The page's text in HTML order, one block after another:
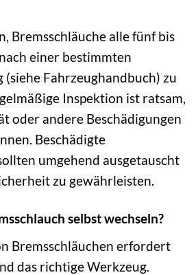
Bremsschläuche alle fünf bis
einer bestimmten
Fahrzeughandbuch) zu
Inspektion ist ratsam,
oder andere Beschädigungen
Beschädigte
umgehend ausgetauscht
zu gewährleisten.
selbst wechseln?
Bremsschläuchen erfordert
das richtige Werkzeug.